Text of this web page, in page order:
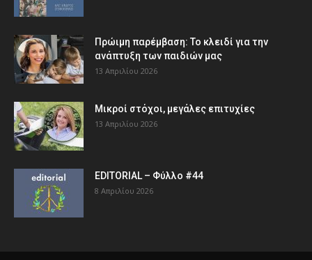
Πρώιμη παρέμβαση: Το κλειδί για την
ανάπτυξη των παιδιών µας
13 Απριλίου 2026
Μικροί στόχοι, μεγάλες επιτυχίες
13 Απριλίου 2026
EDITORIAL – Φύλλο #44
8 Απριλίου 2026